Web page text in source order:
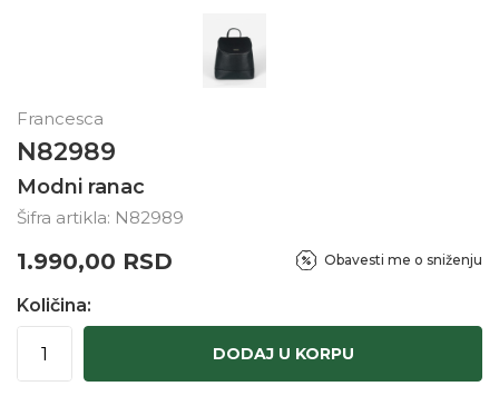
Francesca
N82989
Modni ranac
Šifra artikla: N82989
1.990,00 RSD Obavesti me o sniženju
Količina:
DODAJ U KORPU